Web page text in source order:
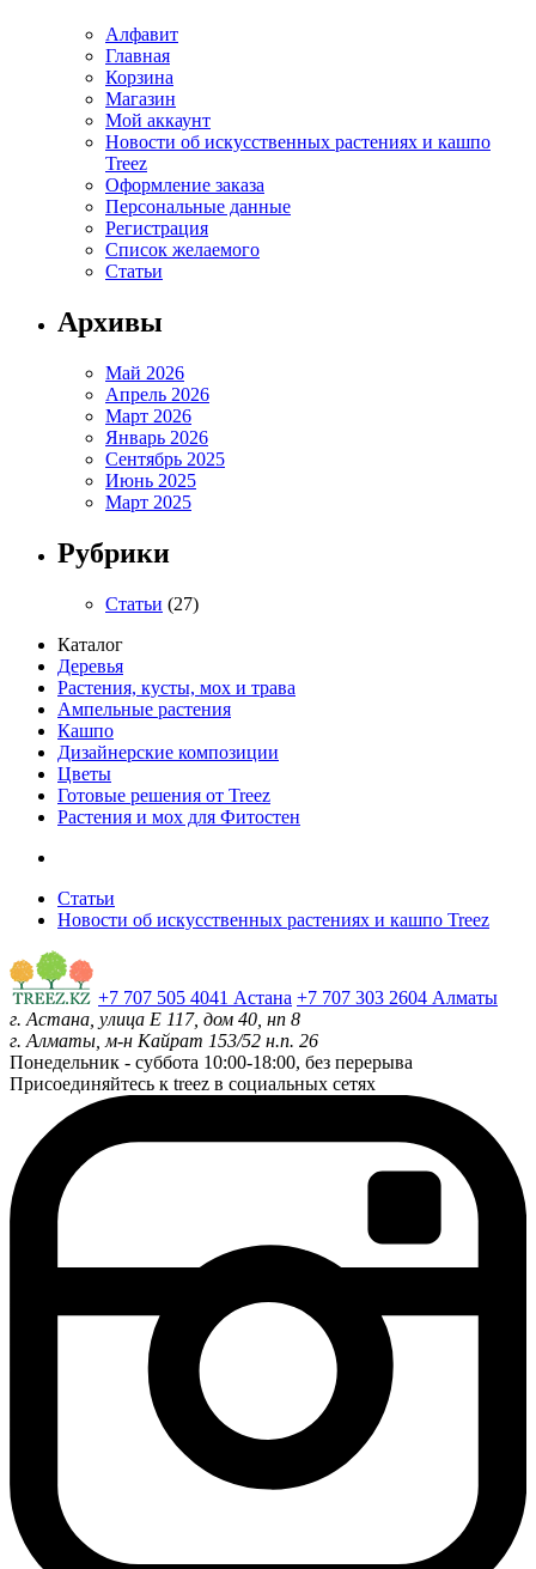
Алфавит
Главная
Корзина
Магазин
Мой аккаунт
Новости об искусственных растениях и кашпо
Treez
Оформление заказа
Персональные данные
Регистрация
Список желаемого
Статьи
Архивы
Май 2026
Апрель 2026
Март 2026
Январь 2026
Сентябрь 2025
Июнь 2025
Март 2025
Рубрики
Статьи (27)
Каталог
Деревья
Растения, кусты, мох и трава
Ампельные растения
Кашпо
Дизайнерские композиции
Цветы
Готовые решения от Treez
Растения и мох для Фитостен
Статьи
Новости об искусственных растениях и кашпо Treez
+7 707 505 4041 Астана +7 707 303 2604 Алматы
г. Астана, улица Е 117, дом 40, нп 8
г. Алматы, м-н Кайрат 153/52 н.п. 26
Понедельник - суббота 10:00-18:00, без перерыва
Присоединяйтесь к treez в социальных сетях